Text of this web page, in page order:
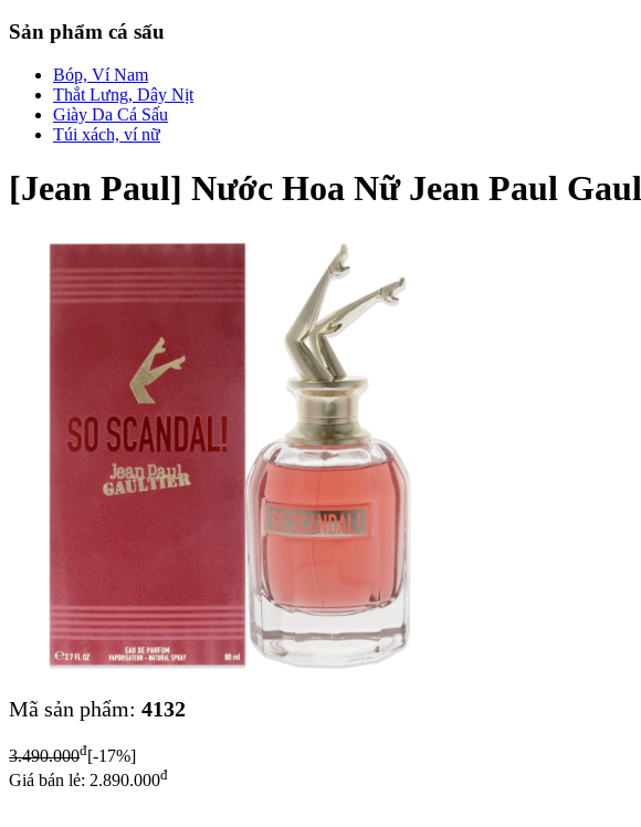
Sản phẩm cá sấu
Bóp, Ví Nam
Thắt Lưng, Dây Nịt
Giày Da Cá Sấu
Túi xách, ví nữ
[Jean Paul] Nước Hoa Nữ Jean Paul
Mã sản phẩm: 4132
3.490.000đ[-17%]
Giá bán lẻ: 2.890.000đ